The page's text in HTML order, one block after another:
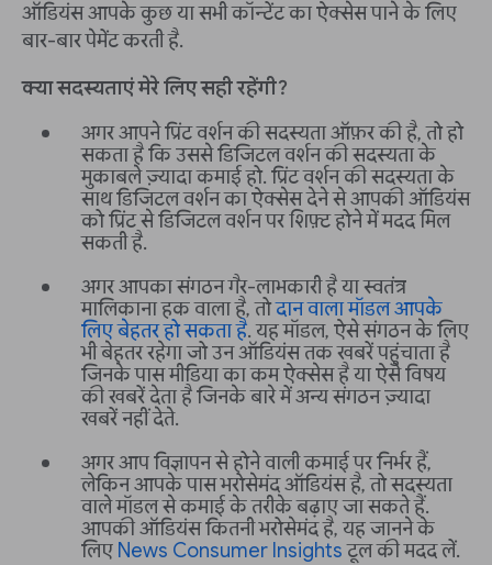
ऑडियंस आपके कुछ या सभी कॉन्टेंट का ऐक्सेस पाने के लिए
बार-बार पेमेंट करती है.
क्या सदस्यताएं मेरे लिए सही रहेंगी?
अगर आपने प्रिंट वर्शन की सदस्यता ऑफ़र की है, तो हो
सकता है कि उससे डिजिटल वर्शन की सदस्यता के
मुकाबले ज़्यादा कमाई हो. प्रिंट वर्शन की सदस्यता के
साथ डिजिटल वर्शन का ऐक्सेस देने से आपकी ऑडियंस
को प्रिंट से डिजिटल वर्शन पर शिफ़्ट होने में मदद मिल
सकती है.
अगर आपका संगठन गैर-लाभकारी है या स्वतंत्र
मालिकाना हक वाला है, तोदान वाला मॉडल आपके
लिए बेहतर हो सकता है. यह मॉडल, ऐसे संगठन के लिए
भी बेहतर रहेगा जो उन ऑडियंस तक खबरें पहुंचाता है
जिनके पास मीडिया का कम ऐक्सेस है या ऐसे विषय
की खबरें देता है जिनके बारे में अन्य संगठन ज़्यादा
खबरें नहीं देते.
अगर आप विज्ञापन से होने वाली कमाई पर निर्भर हैं,
लेकिन आपके पास भरोसेमंद ऑडियंस है, तो सदस्यता
वाले मॉडल से कमाई के तरीके बढ़ाए जा सकते हैं.
आपकी ऑडियंस कितनी भरोसेमंद है, यह जानने के
लिए News Consumer Insightsटूल की मदद लें.